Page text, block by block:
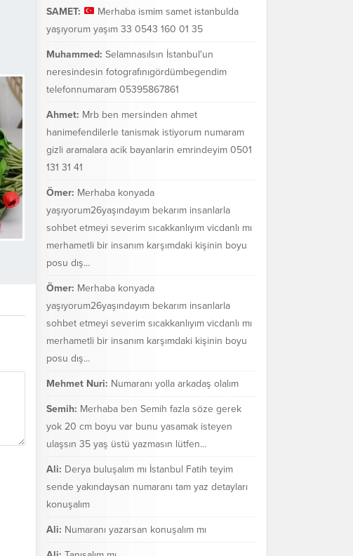
SAMET:
Merhaba ismim samet istanbulda
yaşıyorum yaşım 33 0543 160 01 35
Muhammed: Selamnasılsın İstanbul'un
neresindesin fotografınıgördümbegendim
telefonnumaram 05395867861
Ahmet: Mrb ben mersinden ahmet
hanimefendilerle tanismak istiyorum numaram
gizli aramalara acik bayanlarin emrindeyim 0501
131 31 41
Ömer: Merhaba konyada
yaşıyorum26yaşındayım bekarım insanlarla
sohbet etmeyi severim sıcakkanlıyım vicdanlı mı
merhametli bir insanım karşımdaki kişinin boyu
posu dış...
Ömer: Merhaba konyada
yaşıyorum26yaşındayım bekarım insanlarla
sohbet etmeyi severim sıcakkanlıyım vicdanlı mı
merhametli bir insanım karşımdaki kişinin boyu
posu dış...
Mehmet Nuri: Numaranı yolla arkadaş olalım
Semih: Merhaba ben Semih fazla söze gerek
yok 20 cm boyu var bunu yasamak isteyen
ulaşsın 35 yaş üstü yazmasın lütfen...
Ali: Derya buluşalım mı İstanbul Fatih teyim
sende yakındaysan numaranı tam yaz detayları
konuşalım
Ali: Numaranı yazarsan konuşalım mı